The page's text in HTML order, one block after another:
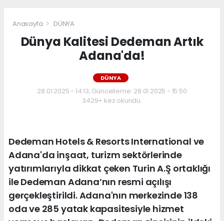
Anasayfa DÜNYA
Dünya Kalitesi Dedeman Artık
Adana'da!
DÜNYA
28.01.2025 - 14:13, Güncelleme: 28.01.2025 - 15:50
3429+ kez okundu.
Dedeman Hotels & Resorts International ve
Adana'da inşaat, turizm sektörlerinde
yatırımlarıyla dikkat çeken Turin A.Ş ortaklığı
ile Dedeman Adana’nın resmi açılışı
gerçekleştirildi. Adana'nın merkezinde 138
oda ve 285 yatak kapasitesiyle hizmet